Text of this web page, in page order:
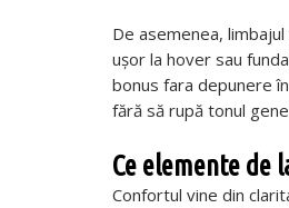
De asemenea,
ușor la hover sau
bonus fara depunere
fără să rupă tonul
Ce elemente de
Confortul vine din